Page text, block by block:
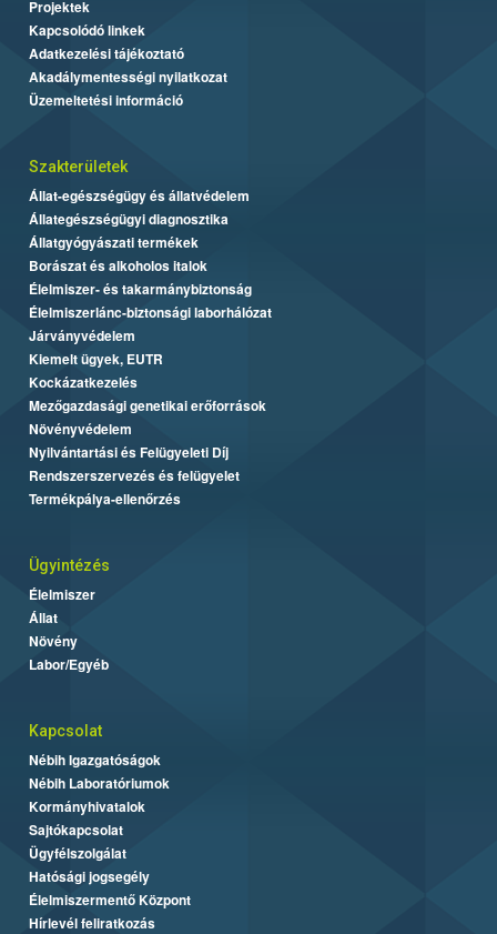
Projektek
Kapcsolódó linkek
Adatkezelési tájékoztató
Akadálymentességi nyilatkozat
Üzemeltetési információ
Szakterületek
Állat-egészségügy és állatvédelem
Állategészségügyi diagnosztika
Állatgyógyászati termékek
Borászat és alkoholos italok
Élelmiszer- és takarmánybiztonság
Élelmiszerlánc-biztonsági laborhálózat
Járványvédelem
Kiemelt ügyek, EUTR
Kockázatkezelés
Mezőgazdasági genetikai erőforrások
Növényvédelem
Nyilvántartási és Felügyeleti Díj
Rendszerszervezés és felügyelet
Termékpálya-ellenőrzés
Ügyintézés
Élelmiszer
Állat
Növény
Labor/Egyéb
Kapcsolat
Nébih Igazgatóságok
Nébih Laboratóriumok
Kormányhivatalok
Sajtókapcsolat
Ügyfélszolgálat
Hatósági jogsegély
Élelmiszermentő Központ
Hírlevél feliratkozás